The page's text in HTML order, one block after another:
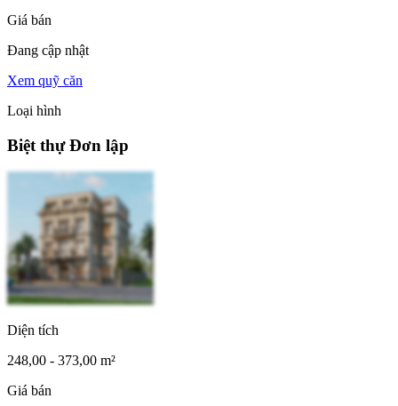
Giá bán
Đang cập nhật
Xem quỹ căn
Loại hình
Biệt thự Đơn lập
Diện tích
248,00 - 373,00 m²
Giá bán